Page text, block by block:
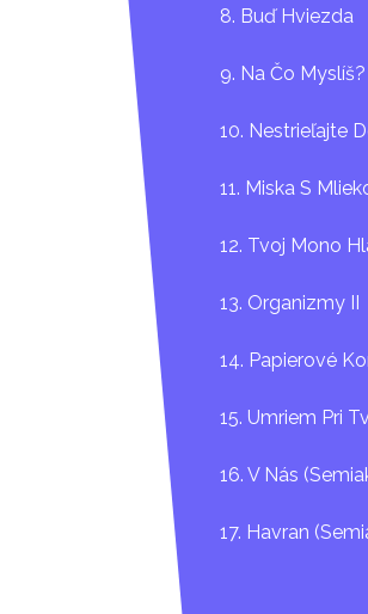
8. Buď Hviezda
9. Na Čo Myslíš?
10. Nestrieľajte
11. Miska S
12. Tvoj Mono
13. Organizmy II
14. Papierové
15. Umriem Pri
16. V Nás
17. Havran